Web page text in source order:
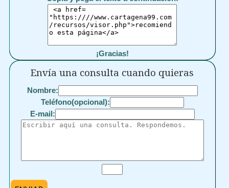
¡Gracias!
Envía una consulta cuando quieras
Nombre:
Teléfono(opcional):
E-mail: